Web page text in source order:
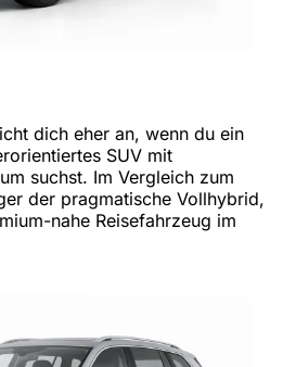
dich eher an, wenn du ein
SUV mit
suchst. Im Vergleich zum
der pragmatische Vollhybrid,
nahe Reisefahrzeug im